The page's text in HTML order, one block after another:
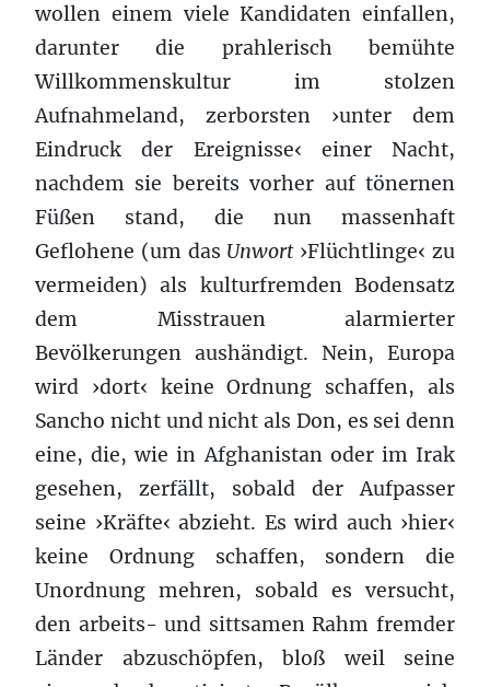
wollen einem viele Kandidaten einfallen,
darunter die prahlerisch bemühte
Willkommenskultur im stolzen
Aufnahmeland, zerborsten ›unter dem
Eindruck der Ereignisse‹ einer Nacht,
nachdem sie bereits vorher auf tönernen
Füßen stand, die nun massenhaft
Geflohene (um das Unwort›Flüchtlinge‹ zu
vermeiden) als kulturfremden Bodensatz
dem Misstrauen alarmierter
Bevölkerungen aushändigt. Nein, Europa
wird ›dort‹ keine Ordnung schaffen, als
Sancho nicht und nicht als Don, es sei denn
eine, die, wie in Afghanistan oder im Irak
gesehen, zerfällt, sobald der Aufpasser
seine ›Kräfte‹ abzieht. Es wird auch ›hier‹
keine Ordnung schaffen, sondern die
Unordnung mehren, sobald es versucht,
den arbeits- und sittsamen Rahm fremder
Länder abzuschöpfen, bloß weil seine